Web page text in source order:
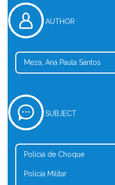
AUTHOR
Meza, Ana Paula Santos
SUBJECT
Polícia de Choque
Polícia Militar